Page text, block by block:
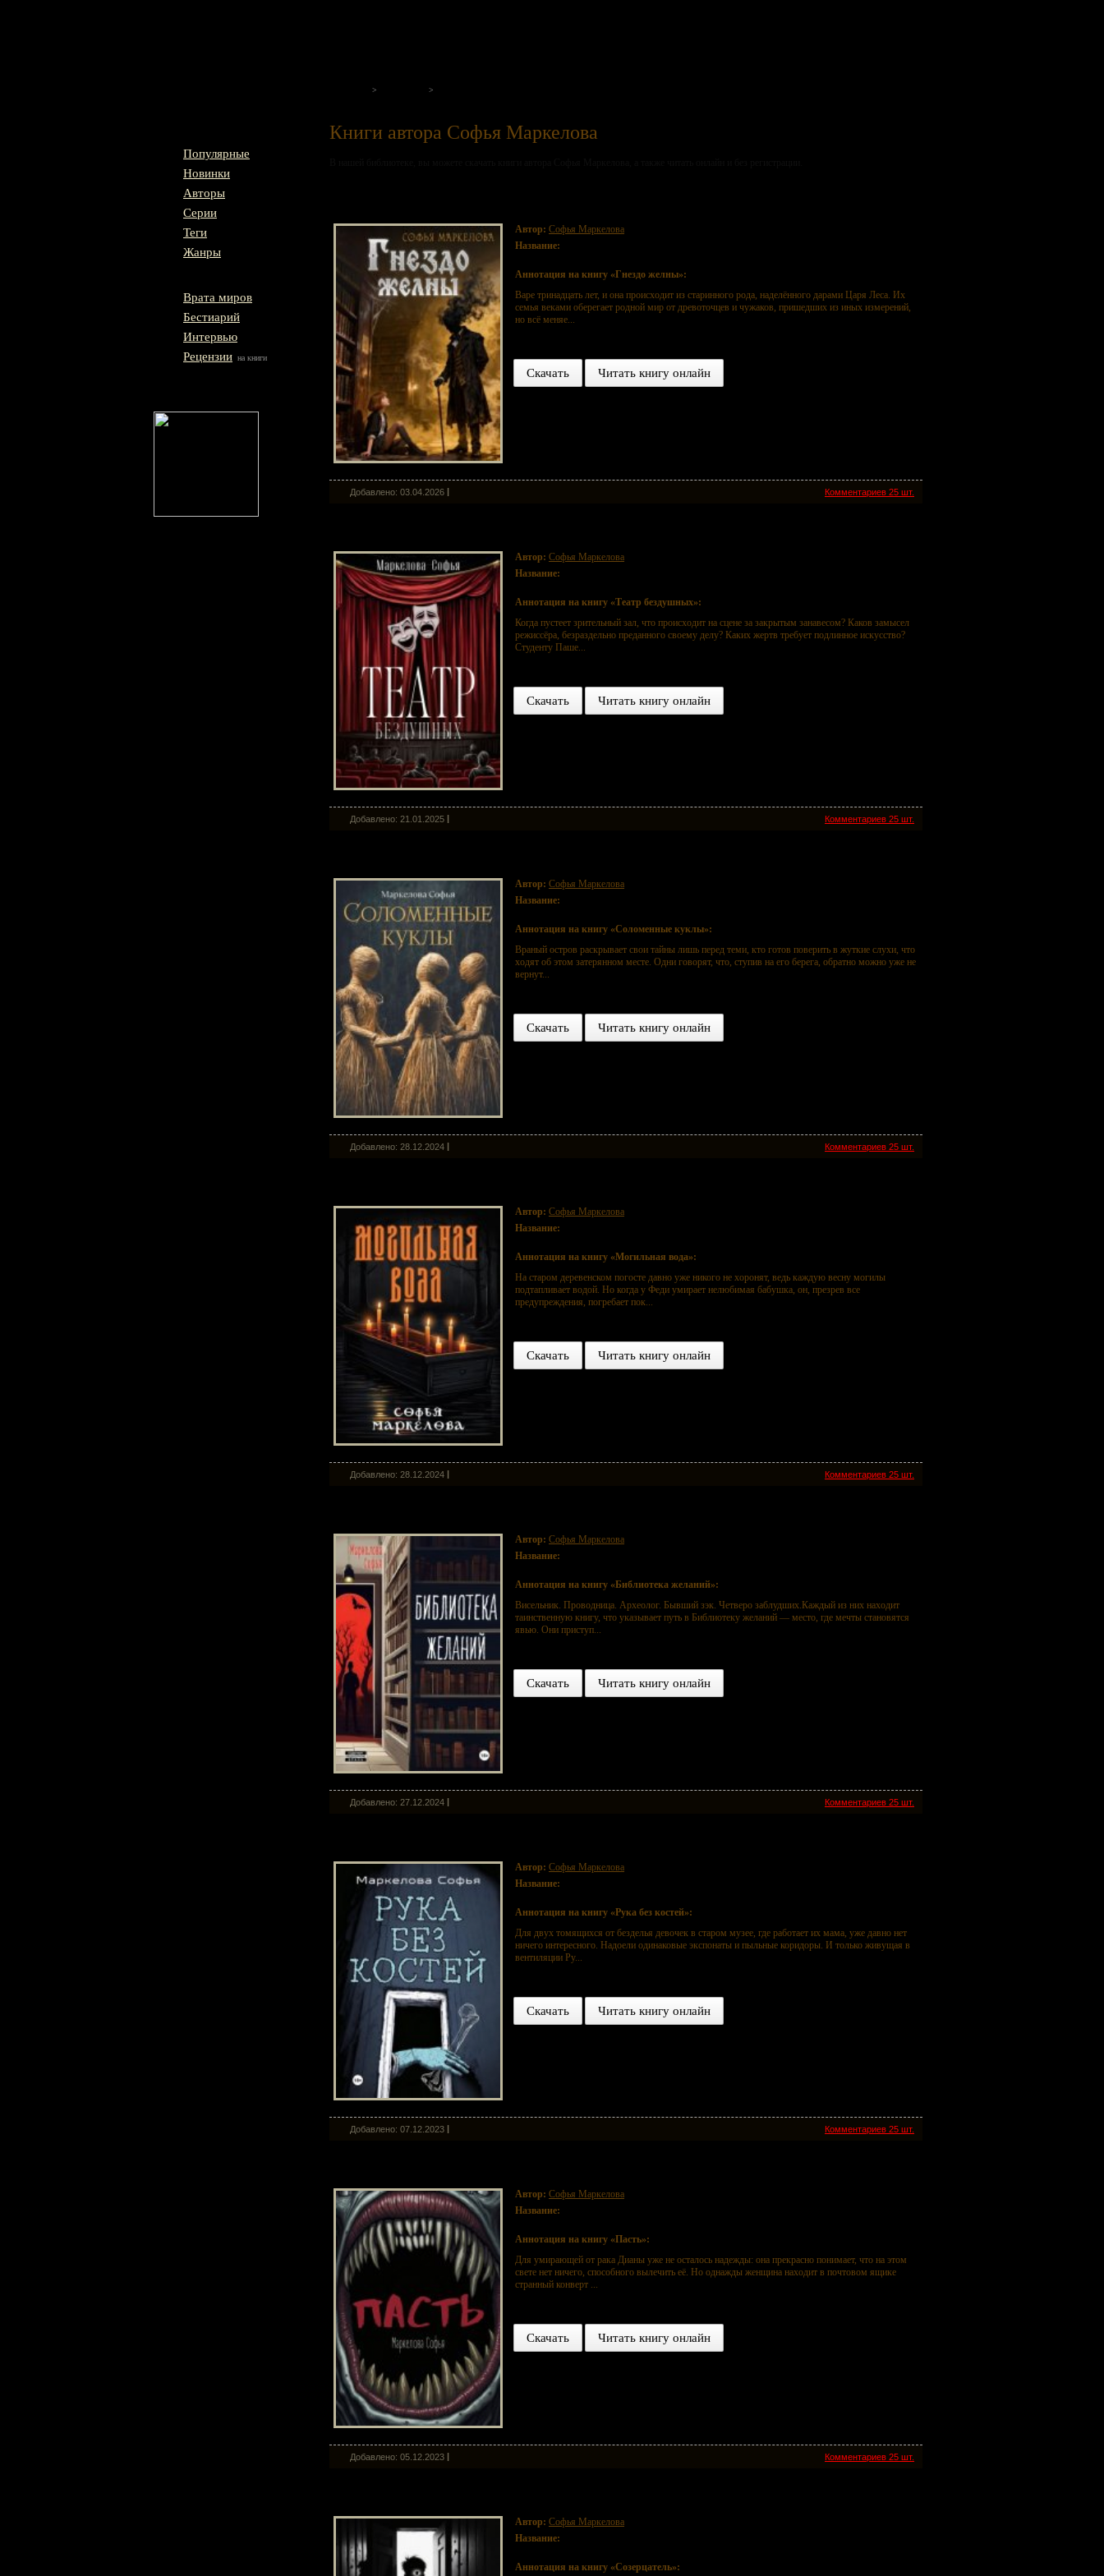
Популярные
Новинки
Авторы
Серии
Теги
Жанры
Врата миров
Бестиарий
Интервью
Рецензии на книги
Книги автора Софья Маркелова
Автор: Софья Маркелова
Название:
Аннотация на книгу «Гнездо желны»:
Варе тринадцать лет, и она происходит из старинного рода, наделённого дарами Царя Леса. Их
семья веками оберегает родной мир от древоточцев и чужаков, пришедших из иных измерений,
но всё меняе...
Скачать Читать книгу онлайн
Комментариев 25 шт.
Добавлено: 03.04.2026
Автор: Софья Маркелова
Название:
Аннотация на книгу «Театр бездушных»:
Когда пустеет зрительный зал, что происходит на сцене за закрытым занавесом? Каков замысел
режиссёра, безраздельно преданного своему делу? Каких жертв требует подлинное искусство?
Студенту Паше...
Скачать Читать книгу онлайн
Комментариев 25 шт.
Добавлено: 21.01.2025
Автор: Софья Маркелова
Название:
Аннотация на книгу «Соломенные куклы»:
Враный остров раскрывает свои тайны лишь перед теми, кто готов поверить в жуткие слухи, что
ходят об этом затерянном месте. Одни говорят, что, ступив на его берега, обратно можно уже не
вернут...
Скачать Читать книгу онлайн
Комментариев 25 шт.
Добавлено: 28.12.2024
Автор: Софья Маркелова
Название:
Аннотация на книгу «Могильная вода»:
На старом деревенском погосте давно уже никого не хоронят, ведь каждую весну могилы
подтапливает водой. Но когда у Феди умирает нелюбимая бабушка, он, презрев все
предупреждения, погребает пок...
Скачать Читать книгу онлайн
Комментариев 25 шт.
Добавлено: 28.12.2024
Автор: Софья Маркелова
Название:
Аннотация на книгу «Библиотека желаний»:
Висельник. Проводница. Археолог. Бывший зэк. Четверо заблудших.Каждый из них находит
таинственную книгу, что указывает путь в Библиотеку желаний — место, где мечты становятся
явью. Они приступ...
Скачать Читать книгу онлайн
Комментариев 25 шт.
Добавлено: 27.12.2024
Автор: Софья Маркелова
Название:
Аннотация на книгу «Рука без костей»:
Для двух томящихся от безделья девочек в старом музее, где работает их мама, уже давно нет
ничего интересного. Надоели одинаковые экспонаты и пыльные коридоры. И только живущая в
вентиляции Ру...
Скачать Читать книгу онлайн
Комментариев 25 шт.
Добавлено: 07.12.2023
Автор: Софья Маркелова
Название:
Аннотация на книгу «Пасть»:
Для умирающей от рака Дианы уже не осталось надежды: она прекрасно понимает, что на этом
свете нет ничего, способного вылечить её. Но однажды женщина находит в почтовом ящике
странный конверт ...
Скачать Читать книгу онлайн
Комментариев 25 шт.
Добавлено: 05.12.2023
Автор: Софья Маркелова
Название:
Аннотация на книгу «Созерцатель»: